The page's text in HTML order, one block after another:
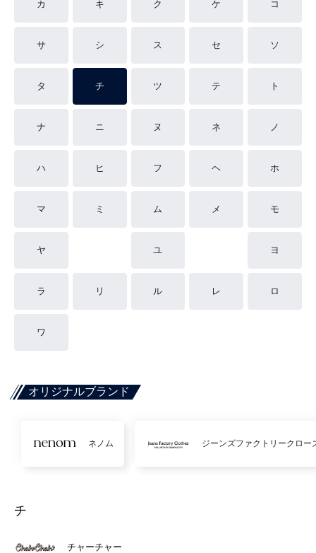
カ キ ク ケ コ
サ シ ス セ ソ
タ チ ツ テ ト
ナ ニ ヌ ネ ノ
ハ ヒ フ ヘ ホ
マ ミ ム メ モ
ヤ ユ ヨ
ラ リ ル レ ロ
ワ
オリジナルブランド
ネノム ジーンズファクトリークロー
チ
チャーチャー